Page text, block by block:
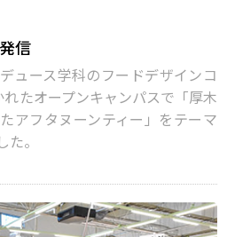
信
ュース学科のフードデザインコ
たオープンキャンパスで「厚木
アフタヌーンティー」をテーマ
。